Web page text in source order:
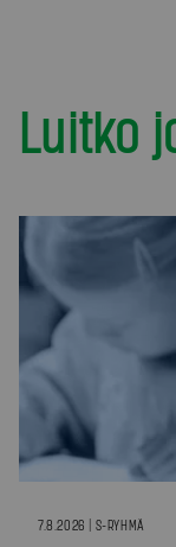
Luitko
7.8.2026 | S-RYHMÄ